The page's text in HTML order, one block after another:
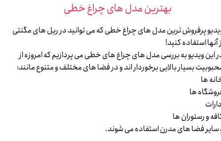
بهترین مدل های چراغ خطی
پرفروش ترین مدل های چراغ خطی که می توانید در ریل های مگنتی
آنها استفاده کنید!
این ویدیو به بررسی مدل های چراغ های خطی می پردازیم که امروزه از
بسیار بالایی برخوردار اند و در فضا های مختلف و متنوع مانند:
ها
ها
و رستوران ها
سایر فضا های مدرن استفاده می شوند.​​​​​​​